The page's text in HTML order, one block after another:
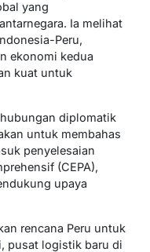
yang
Ia melihat
Peru,
ekonomi kedua
kuat untuk
diplomatik
untuk membahas
penyelesaian
(CEPA),
upaya
rencana Peru untuk
pusat logistik baru di